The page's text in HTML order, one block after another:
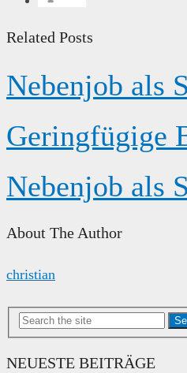
Related Posts
Nebenjob als
Geringfügige
Nebenjob als
About The Author
christian
NEUESTE BEITRÄGE